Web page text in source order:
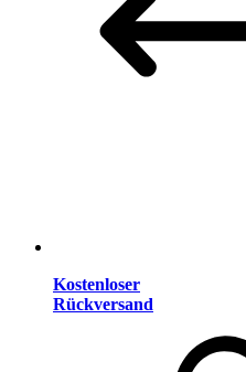
Kostenloser
Rückversand